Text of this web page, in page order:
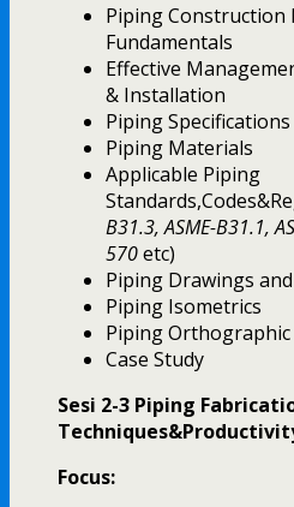
Piping Construction
Fundamentals
Effective
& Installation
Piping Specifications
Piping Materials
Applicable Piping
B31.3, ASME-B31.1,
570etc)
Piping Drawings
Piping Isometrics
Piping
Case Study
Sesi 2-3 Piping
Focus: